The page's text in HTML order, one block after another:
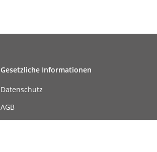
Gesetzliche Informationen
Datenschutz
AGB